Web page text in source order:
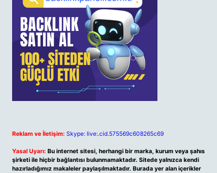
Reklam ve İletişim: Skype: live:.cid.575569c608265c69
Yasal Uyarı: Bu internet sitesi, herhangi bir marka, kurum veya şahıs
şirketi ile hiçbir bağlantısı bulunmamaktadır. Sitede yalnızca kendi
hazırladığımız makaleler paylaşılmaktadır. Burada yer alan içerikler